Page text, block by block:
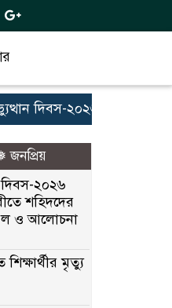
দিবস-২০২৬ উপলক্ষে
জনপ্রিয়
২০২৬
শহিদদের
ও আলোচনা
মৃত্যু